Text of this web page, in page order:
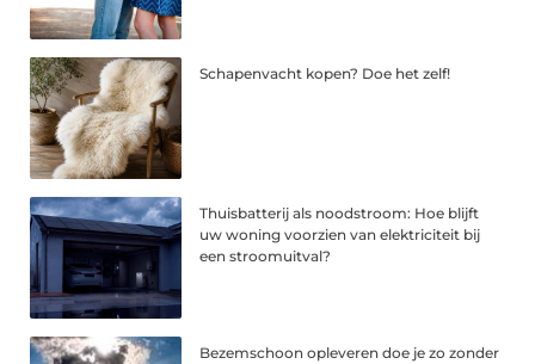
Schapenvacht kopen? Doe het zelf!
Thuisbatterij als noodstroom: Hoe blijft
uw woning voorzien van elektriciteit bij
een stroomuitval?
Bezemschoon opleveren doe je zo zonder